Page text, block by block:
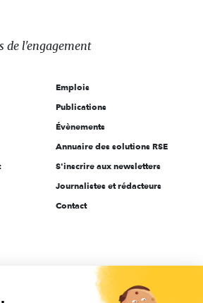
de l'engagement
Emplois
Publications
Évènements
Annuaire des solutions RSE
S'inscrire aux newsletters
Journalistes et rédacteurs
Contact